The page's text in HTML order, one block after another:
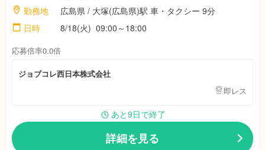
勤務地
広島県 / 大塚(広島県)駅 車・タクシー 9分
日時
8/18(火) 09:00～18:00
応募倍率0.0倍
ジョブコレ西日本株式会社
即レス
あと9日で終了
詳細を見る